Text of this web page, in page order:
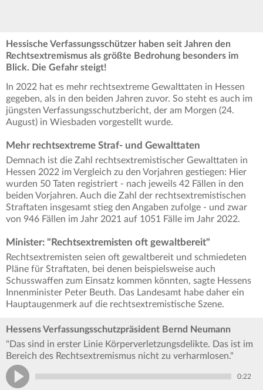
Hessische Verfassungsschützer haben seit Jahren den
Rechtsextremismus als größte Bedrohung besonders im
Blick. Die Gefahr steigt!
In 2022 hat es mehr rechtsextreme Gewalttaten in Hessen
gegeben, als in den beiden Jahren zuvor. So steht es auch im
jüngsten Verfassungsschutzbericht, der am Morgen (24.
August) in Wiesbaden vorgestellt wurde.
Mehr rechtsextreme Straf- und Gewalttaten
Demnach ist die Zahl rechtsextremistischer Gewalttaten in
Hessen 2022 im Vergleich zu den Vorjahren gestiegen: Hier
wurden 50 Taten registriert - nach jeweils 42 Fällen in den
beiden Vorjahren. Auch die Zahl der rechtsextremistischen
Straftaten insgesamt stieg den Angaben zufolge - und zwar
von 946 Fällen im Jahr 2021 auf 1051 Fälle im Jahr 2022.
Minister: "Rechtsextremisten oft gewaltbereit"
Rechtsextremisten seien oft gewaltbereit und schmiedeten
Pläne für Straftaten, bei denen beispielsweise auch
Schusswaffen zum Einsatz kommen könnten, sagte Hessens
Innenminister Peter Beuth. Das Landesamt habe daher ein
Hauptaugenmerk auf die rechtsextremistische Szene.
Hessens Verfassungsschutzpräsident Bernd Neumann
"Das sind in erster Linie Körperverletzungsdelikte. Das ist im
Bereich des Rechtsextremismus nicht zu verharmlosen."
0:22